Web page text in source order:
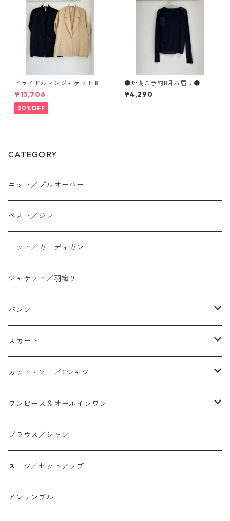
ドライドルマンジャケット 80
268317 dignitecollier
¥13,706
30%OFF
●短期ご予約8月お届け● パ
ワーネットフロッキードットp
tクルーネックPO WTS7103 h
¥4,290
CATEGORY
ニット／プルオーバー
ベスト／ジレ
ニット／カーディガン
ジャケット／羽織り
パンツ
テーパード
ワイド
スリム/スキニー
ジョガー
イージーパンツ/履き込み
コクーン/バレル/カーブ
スカート
ストレート/タイト
フレア
アシンメトリー/切り替え
プリント柄
チェック
カット・ソー／Tシャツ
Tシャツ
ロンtee
ノースリーブ
ワンピース＆オールインワン
ワンピース
ジャンスカ
サロペット オールインワン
ブラウス／シャツ
スーツ／セットアップ
アンサンブル